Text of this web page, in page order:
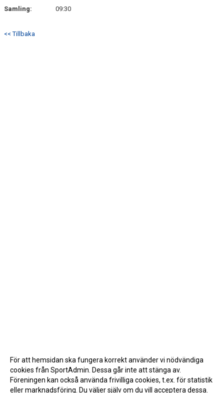
Samling:
09:30
<< Tillbaka
För att hemsidan ska fungera korrekt använder vi nödvändiga
cookies från SportAdmin. Dessa går inte att stänga av.
Föreningen kan också använda frivilliga cookies, t.ex. för statistik
eller marknadsföring. Du väljer själv om du vill acceptera dessa.